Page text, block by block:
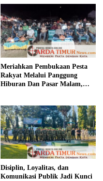
Meriahkan Pembukaan Pesta
Rakyat Melalui Panggung
Hiburan Dan Pasar Malam,
Disiplin, Loyalitas, dan
Komunikasi Publik Jadi Kunci